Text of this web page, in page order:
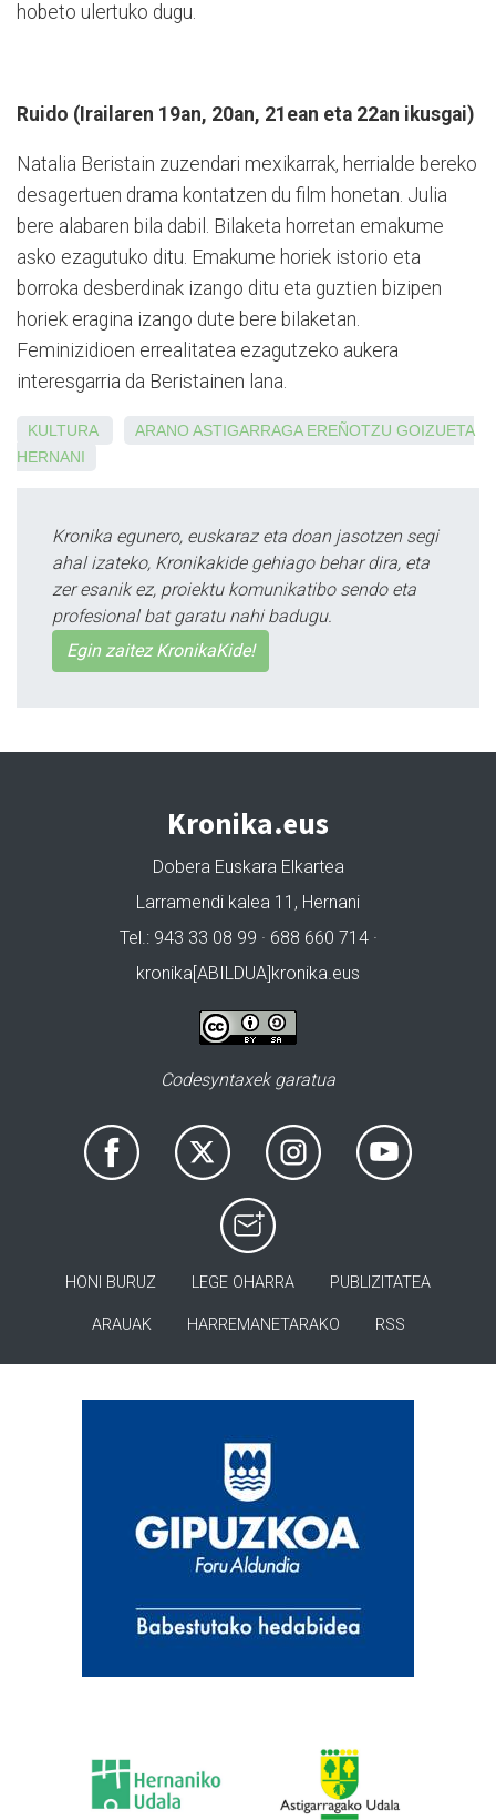
hobeto ulertuko dugu.
Ruido (Irailaren 19an, 20an, 21ean eta 22an ikusgai)
Natalia Beristain zuzendari mexikarrak, herrialde bereko
desagertuen drama kontatzen du film honetan. Julia
bere alabaren bila dabil. Bilaketa horretan emakume
asko ezagutuko ditu. Emakume horiek istorio eta
borroka desberdinak izango ditu eta guztien bizipen
horiek eragina izango dute bere bilaketan.
Feminizidioen errealitatea ezagutzeko aukera
interesgarria da Beristainen lana.
KULTURA ARANO ASTIGARRAGA EREÑOTZU GOIZUETA
HERNANI
Kronika egunero, euskaraz eta doan jasotzen segi
ahal izateko, Kronikakide gehiago behar dira, eta
zer esanik ez, proiektu komunikatibo sendo eta
profesional bat garatu nahi badugu.
Egin zaitez KronikaKide!
Kronika.eus
Dobera Euskara Elkartea
Larramendi kalea 11, Hernani
Tel.: 943 33 08 99 · 688 660 714 ·
kronika[ABILDUA]kronika.eus
Codesyntaxek garatua
HONI BURUZ LEGE OHARRA PUBLIZITATEA
ARAUAK HARREMANETARAKO RSS